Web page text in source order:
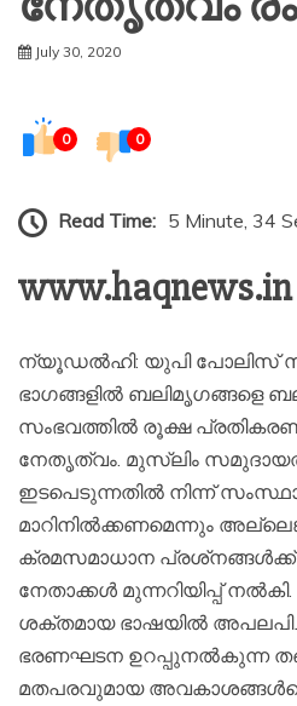
July 30, 2020
0 0
Read Time: 5 Minute, 34
www.haqnews.in
ന്യൂഡല്‍ഹി: യുപി പോലിസ്
ഭാഗങ്ങളില്‍ ബലിമൃഗങ്ങളെ
സംഭവത്തില്‍ രൂക്ഷ
നേതൃത്വം. മുസ്‌ലിം
ഇടപെടുന്നതില്‍ നിന്ന്
മാറിനില്‍ക്കണമെന്നും
ക്രമസമാധാന പ്രശ്‌നങ്ങള്‍ക്ക്
നേതാക്കള്‍ മുന്നറിയിപ്പ്
ശക്തമായ ഭാഷയില്‍
ഭരണഘടന ഉറപ്പുനല്‍കുന്ന
മതപരവുമായ